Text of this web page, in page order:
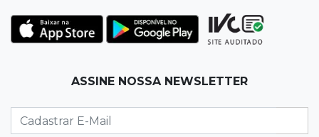
Rodamos 1.000 km com o Basalt; veja onde
ele mais surpreendeu
Luto na arquitetura
arquiteto dos projetos fora do comum
ASSINE NOSSA NEWSLETTER